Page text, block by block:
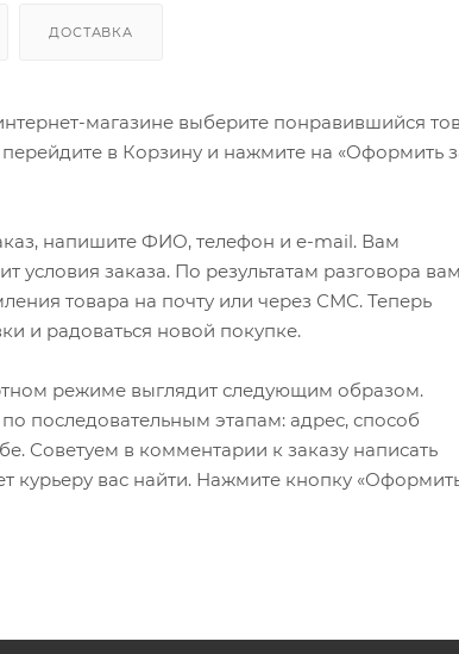
ДОСТАВКА
магазине выберите понравившийся
в Корзину и нажмите на «Оформить
напишите ФИО, телефон и e-mail. Вам
условия заказа. По результатам разговора вам
товара на почту или через СМС. Теперь
и радоваться новой покупке.
режиме выглядит следующим образом.
последовательным этапам: адрес, способ
Советуем в комментарии к заказу написать
курьеру вас найти. Нажмите кнопку